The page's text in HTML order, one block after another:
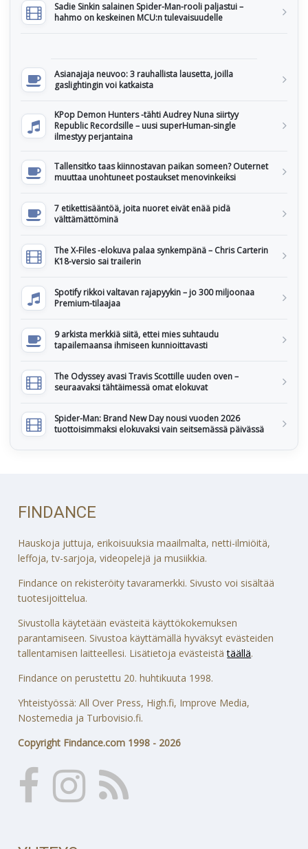
Sadie Sinkin salainen Spider-Man-rooli paljastui –
hahmo on keskeinen MCU:n tulevaisuudelle
Asianajaja neuvoo: 3 rauhallista lausetta, joilla
gaslightingin voi katkaista
KPop Demon Hunters -tähti Audrey Nuna siirtyy
Republic Recordsille – uusi superHuman-single
ilmestyy perjantaina
Tallensitko taas kiinnostavan paikan someen? Outernet
muuttaa unohtuneet postaukset menovinkeiksi
7 etikettisääntöä, joita nuoret eivät enää pidä
välttämättöminä
The X-Files -elokuva palaa synkempänä – Chris Carterin
K18-versio sai trailerin
Spotify rikkoi valtavan rajapyykin – jo 300 miljoonaa
Premium-tilaajaa
9 arkista merkkiä siitä, ettei mies suhtaudu
tapailemaansa ihmiseen kunnioittavasti
The Odyssey avasi Travis Scottille uuden oven –
seuraavaksi tähtäimessä omat elokuvat
Spider-Man: Brand New Day nousi vuoden 2026
tuottoisimmaksi elokuvaksi vain seitsemässä päivässä
FINDANCE
Hauskoja juttuja, erikoisuuksia maailmalta, netti-ilmiöitä,
leffoja, tv-sarjoja, videopelejä ja musiikkia.
Findance on rekisteröity tavaramerkki. Sivusto voi sisältää
tuotesijoittelua.
Sivustolla käytetään evästeitä käyttökokemuksen
parantamiseen. Sivustoa käyttämällä hyväksyt evästeiden
tallentamisen laitteellesi. Lisätietoja evästeistätäällä.
Findance on perustettu 20. huhtikuuta 1998.
Yhteistyössä: All Over Press, High.fi, Improve Media,
Nostemedia ja Turbovisio.fi.
Copyright Findance.com 1998 - 2026